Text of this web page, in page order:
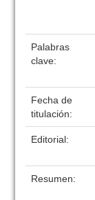
Palabras
clave:
Fecha de
titulación:
Editorial:
Resumen: